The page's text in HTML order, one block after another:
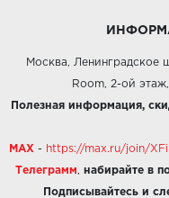
Москва, Ленинградское
Room, 2-ой
Полезная информация,
MAX - https://max.ru/join/
Телеграмм набирайте в
Подписывайтесь и